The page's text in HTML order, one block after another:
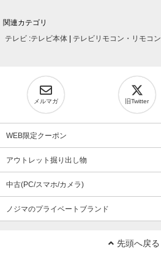
関連カテゴリ
テレビ :テレビ本体 テレビリモコン・リモコン
メルマガ 旧Twitter
WEB限定クーポン
アウトレット掘り出し物
中古(PC/スマホ/カメラ)
ノジマのプライベートブランド
先頭へ戻る